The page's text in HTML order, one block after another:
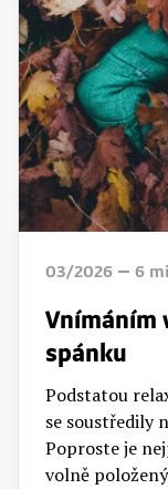
03/2026 6
Vnímáním
spánku
Podstatou
se soustředily
Poproste je
volně